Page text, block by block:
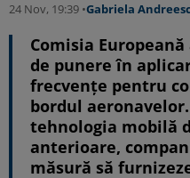
24 Nov, 19:39 •Gabriela
Comisia
de punere în
frecvențe pentru
bordul
tehnologia mobilă
anterioare,
măsură să